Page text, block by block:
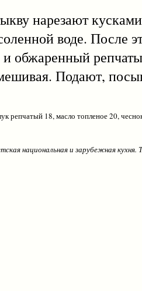
нарезают кусками
воде. После
обжаренный
Подают,
репчатый 18, масло топленое 20,
национальная и зарубежная